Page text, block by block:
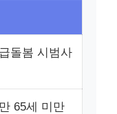
돌봄 시범사
65세 미만